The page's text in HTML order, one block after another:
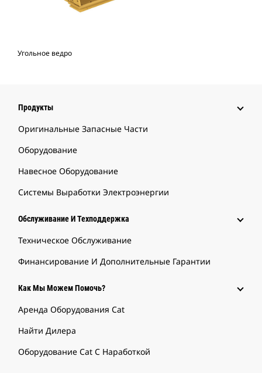
Угольное ведро
Продукты
Оригинальные Запасные Части
Оборудование
Навесное Оборудование
Системы Выработки Электроэнергии
Обслуживание И Техподдержка
Техническое Обслуживание
Финансирование И Дополнительные Гарантии
Как Мы Можем Помочь?
Аренда Оборудования Cat
Найти Дилера
Оборудование Cat С Наработкой